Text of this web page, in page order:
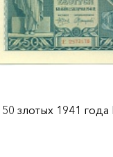
50 злотых 1941